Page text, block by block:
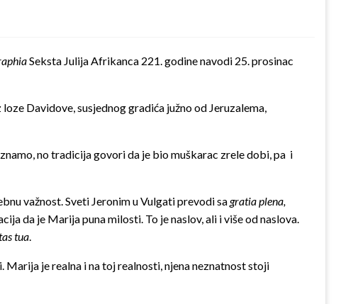
Seksta Julija Afrikanca 221. godine navodi 25. prosinac
Davidove, susjednog gradića južno od Jeruzalema,
no tradicija govori da je bio muškarac zrele dobi, pa i
važnost. Sveti Jeronim u Vulgati prevodi sagratia plena,
da je Marija puna milosti. To je naslov, ali i više od naslova.
tua.
je realna i na toj realnosti, njena neznatnost stoji